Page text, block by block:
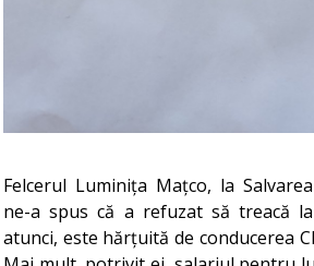
Felcerul Luminița Mațco, la
ne-a spus că a refuzat să treacă
atunci, este hărțuită de conducerea